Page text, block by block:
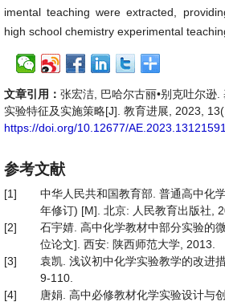
imental teaching were extracted,
high school chemistry experimental
文章引用： 张宏洁, 巴哈尔古丽•别克吐尔逊
实验特征及实施策略[J]. 教育进展, 2023,
https://doi.org/10.12677/AE.2023.13121591
参考文献
[1]
中华人民共和国教育部. 普通高中化
年修订) [M]. 北京: 人民教育出版社,
[2]
石宇婧. 高中化学教材中部分实验的
位论文]. 西安: 陕西师范大学, 2013.
[3]
袁凯. 浅议初中化学实验教学的改进
9-110.
[4]
唐娟. 高中必修教材化学实验设计与